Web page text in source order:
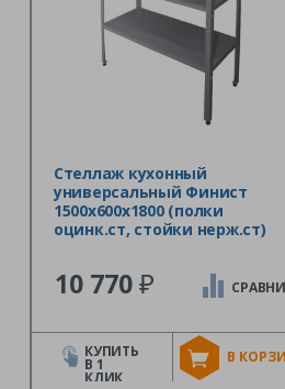
Стеллаж кухонный
универсальный Финист
1500х600х1800 (полки
оцинк.ст, стойки нерж.ст)
10 770₽
В
КУПИТЬ
В 1
КЛИК